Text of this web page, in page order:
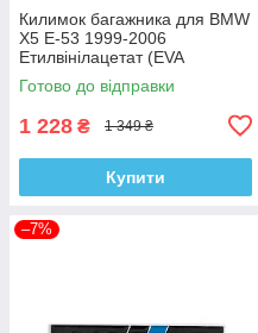
Килимок багажника для BMW
X5 E-53 1999-2006
Етилвінілацетат (EVA
бежевий)
Готово до відправки
1 228 ₴ 1 349 ₴
Купити
–7%